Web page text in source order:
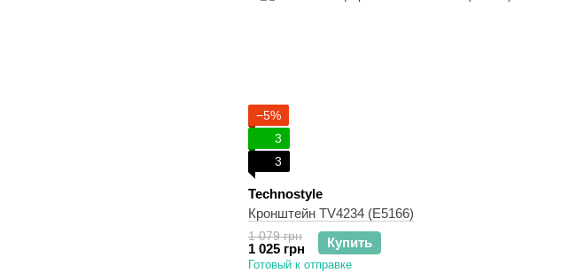
−5%
3
3
Teсhnostyle
Кронштейн TV4234 (E5166)
1 079 грн
1 025 грн Купить
Готовый к отправке